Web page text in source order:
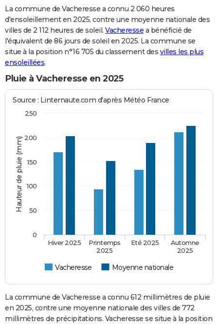
La commune de Vacheresse a connu 2 060 heures
d'ensoleillement en 2025, contre une moyenne nationale des
villes de 2 112 heures de soleil. Vacheresse a bénéficié de
l'équivalent de 86 jours de soleil en 2025. La commune se
situe à la position n°16 705 du classement des villes les plus
ensoleillées.
Pluie à Vacheresse en 2025
Hauteur de pluie (mm)
Source : Linternaute.com d'après Météo France
Vacheresse Moyenne nationale
Hiver 2025
Printemps
2025
Eté 2025
Automne
2025
0
50
100
150
200
250
La commune de Vacheresse a connu 612 millimètres de pluie
en 2025, contre une moyenne nationale des villes de 772
millimètres de précipitations. Vacheresse se situe à la position